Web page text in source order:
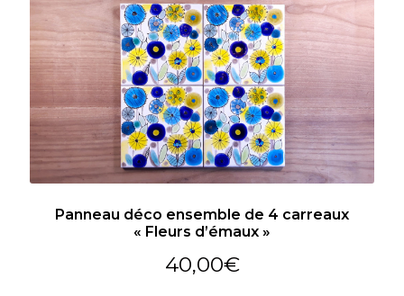
Panneau déco ensemble de 4 carreaux
« Fleurs d’émaux »
40,00€